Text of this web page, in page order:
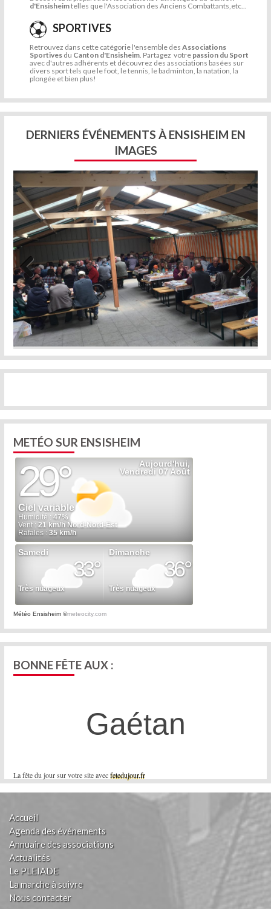
d'Ensisheimtelles que l'Association des Anciens Combattants,etc...
SPORTIVES
Retrouvez dans cette catégorie l'ensemble des Associations
Sportives du Canton d'Ensisheim . Partagez votre passion du Sport
avec d'autres adhérents et découvrez des associations basées sur
divers sport tels que le foot, le tennis, le badminton, la natation, la
plongée et bien plus!
DERNIERS ÉVÉNEMENTS À ENSISHEIM EN
IMAGES
Previous Next
METÉO SUR ENSISHEIM
Météo Ensisheim ©meteocity.com
BONNE FÊTE AUX :
La fête du jour sur votre site avecfetedujour.fr
Gaétan
Accueil
Agenda des événements
Annuaire des associations
Actualités
Le PLEIADE
La marche à suivre
Nous contacter